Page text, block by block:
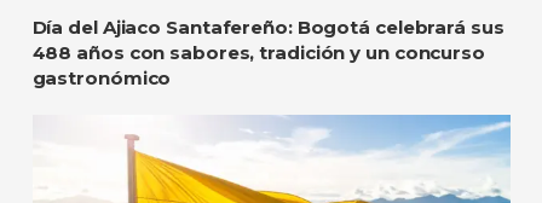
Día del Ajiaco Santafereño: Bogotá celebrará sus
488 años con sabores, tradición y un concurso
gastronómico